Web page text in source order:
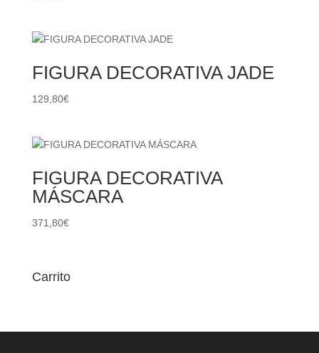
FIGURA DECORATIVA JADE
129,80€
FIGURA DECORATIVA
MÁSCARA
371,80€
Carrito